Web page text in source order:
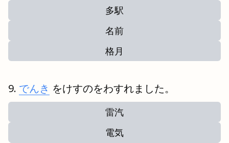
多駅
名前
格月
でんき をけすのをわすれました。
雷汽
電気